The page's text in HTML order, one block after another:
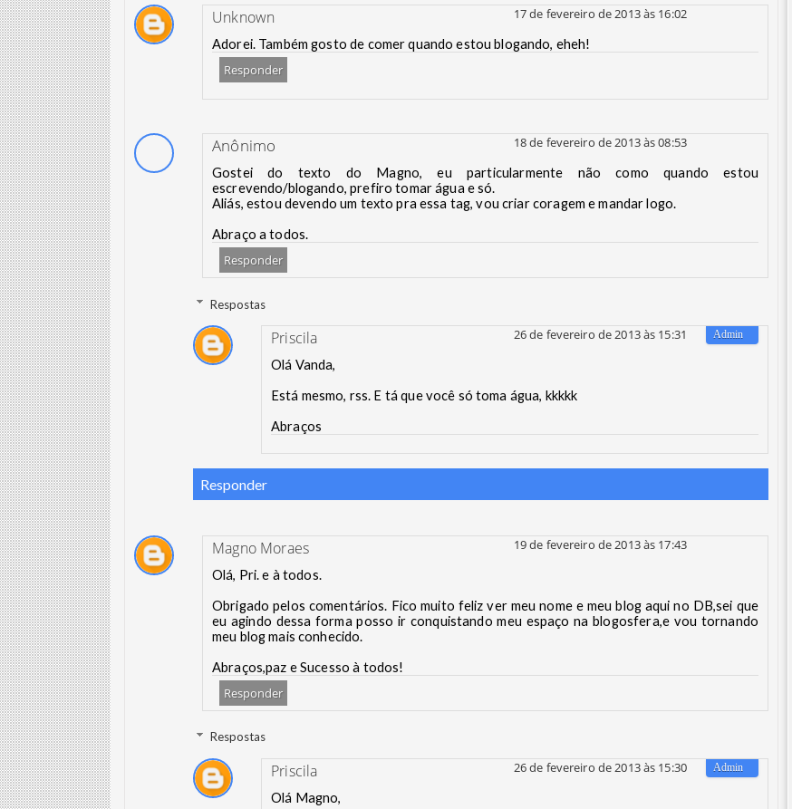
Unknown 17 de fevereiro de 2013 às 16:02
Adorei. Também gosto de comer quando estou blogando, eheh!
Responder
Anônimo 18 de fevereiro de 2013 às 08:53
Gostei do texto do Magno, eu particularmente não como quando estou
escrevendo/blogando, prefiro tomar água e só.
Aliás, estou devendo um texto pra essa tag, vou criar coragem e mandar logo.
Abraço a todos.
Responder
Respostas
Priscila 26 de fevereiro de 2013 às 15:31
Olá Vanda,
Está mesmo, rss. E tá que você só toma água, kkkkk
Abraços
Responder
Magno Moraes 19 de fevereiro de 2013 às 17:43
Olá, Pri. e à todos.
Obrigado pelos comentários. Fico muito feliz ver meu nome e meu blog aqui no DB,sei que
eu agindo dessa forma posso ir conquistando meu espaço na blogosfera,e vou tornando
meu blog mais conhecido.
Abraços,paz e Sucesso à todos!
Responder
Respostas
Priscila 26 de fevereiro de 2013 às 15:30
Olá Magno,